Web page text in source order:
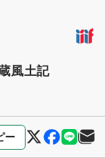
風土記
ー